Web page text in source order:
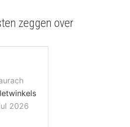
zeggen over
2026